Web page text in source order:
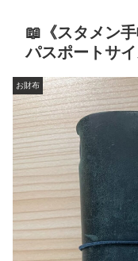
📖《スタメン
パスポートサイ
お財布